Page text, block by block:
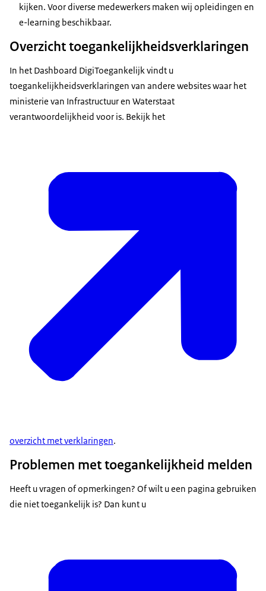
kijken. Voor diverse medewerkers maken wij opleidingen en
e-learning beschikbaar.
Overzicht toegankelijkheidsverklaringen
In het Dashboard DigiToegankelijk vindt u
toegankelijkheidsverklaringen van andere websites waar het
ministerie van Infrastructuur en Waterstaat
verantwoordelijkheid voor is. Bekijk het
overzicht met verklaringen.
Problemen met toegankelijkheid melden
Heeft u vragen of opmerkingen? Of wilt u een pagina gebruiken
die niet toegankelijk is? Dan kunt u